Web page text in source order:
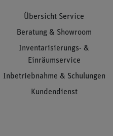
Übersicht Service
Beratung & Showroom
Inventarisierungs- &
Einräumservice
Inbetriebnahme & Schulungen
Kundendienst